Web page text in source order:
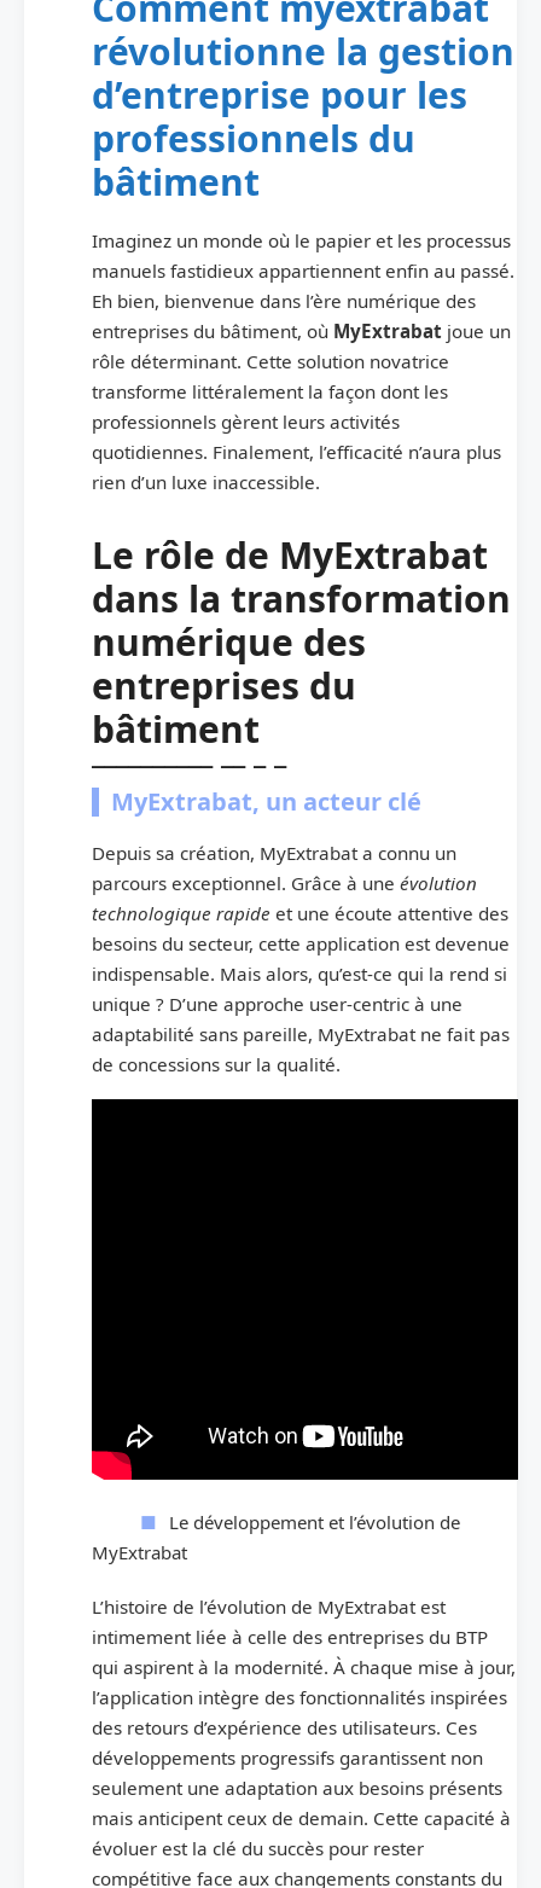
révolutionne la gestion
d’entreprise pour les
professionnels du
bâtiment
Imaginez un monde où le papier et les processus
manuels fastidieux appartiennent enfin au passé.
Eh bien, bienvenue dans l’ère numérique des
entreprises du bâtiment, où MyExtrabat joue un
rôle déterminant. Cette solution novatrice
transforme littéralement la façon dont les
professionnels gèrent leurs activités
quotidiennes. Finalement, l’efficacité n’aura plus
rien d’un luxe inaccessible.
Le rôle de MyExtrabat
dans la transformation
numérique des
entreprises du
bâtiment
MyExtrabat, un acteur clé
Depuis sa création, MyExtrabat a connu un
parcours exceptionnel. Grâce à une évolution
technologique rapide et une écoute attentive des
besoins du secteur, cette application est devenue
indispensable. Mais alors, qu’est-ce qui la rend si
unique ? D’une approche user-centric à une
adaptabilité sans pareille, MyExtrabat ne fait pas
de concessions sur la qualité.
Le développement et l’évolution de
MyExtrabat
L’histoire de l’évolution de MyExtrabat est
intimement liée à celle des entreprises du BTP
qui aspirent à la modernité. À chaque mise à jour,
l’application intègre des fonctionnalités inspirées
des retours d’expérience des utilisateurs. Ces
développements progressifs garantissent non
seulement une adaptation aux besoins présents
mais anticipent ceux de demain. Cette capacité à
évoluer est la clé du succès pour rester
compétitive face aux changements constants du